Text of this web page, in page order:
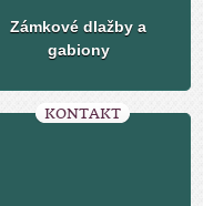
Zámkové dlažby a
gabiony
KONTAKT